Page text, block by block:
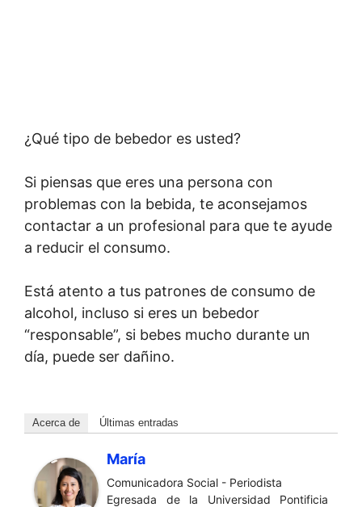
¿Qué tipo de bebedor es usted?
Si piensas que eres una persona con
problemas con la bebida, te aconsejamos
contactar a un profesional para que te ayude
a reducir el consumo.
Está atento a tus patrones de consumo de
alcohol, incluso si eres un bebedor
“responsable”, si bebes mucho durante un
día, puede ser dañino.
Acerca de Últimas entradas
María
Comunicadora Social - Periodista
Egresada de la Universidad Pontificia